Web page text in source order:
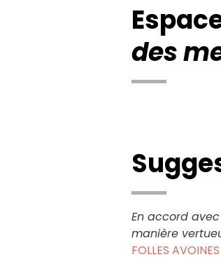
des
En accord
manière
FOLLES AVOINES